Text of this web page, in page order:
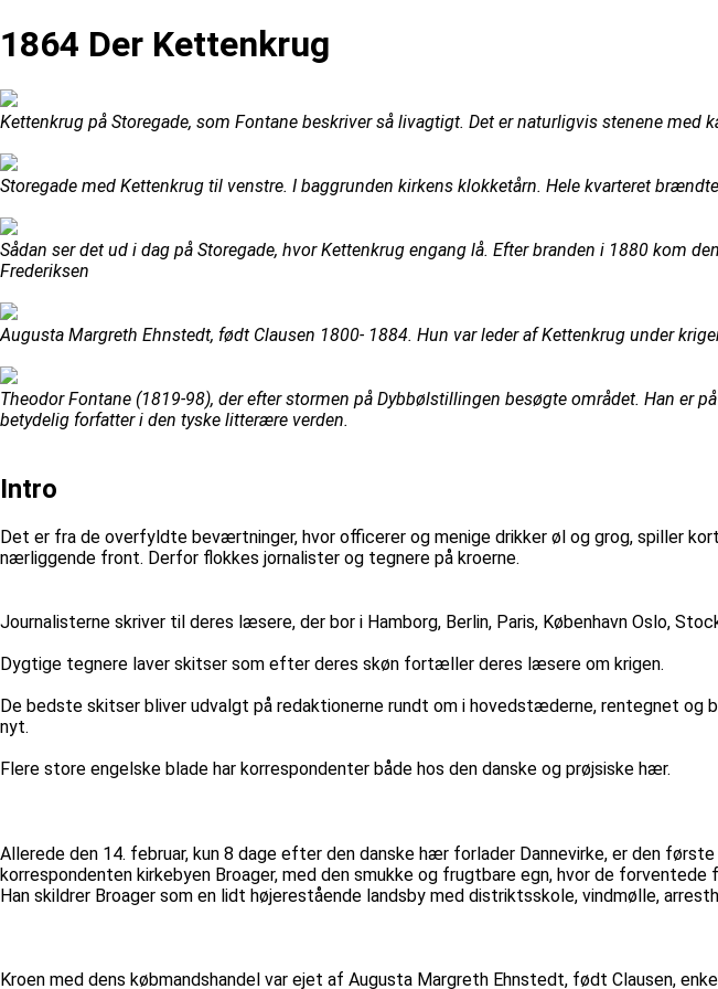
1864 Der Kettenkrug
Kettenkrug på Storegade, som Fontane beskriver så livagtigt. Det er naturligvis stenene med
Storegade med Kettenkrug til venstre. I baggrunden kirkens klokketårn. Hele kvarteret
Sådan ser det ud i dag på Storegade, hvor Kettenkrug engang lå. Efter branden i 1880 kom
Frederiksen
Augusta Margreth Ehnstedt, født Clausen 1800- 1884. Hun var leder af Kettenkrug under
Theodor Fontane (1819-98), der efter stormen på Dybbølstillingen besøgte området. Han er
betydelig forfatter i den tyske litterære verden.
Intro
Det er fra de overfyldte beværtninger, hvor officerer og menige drikker øl og grog, spiller
nærliggende front. Derfor flokkes jornalister og tegnere på kroerne.
Journalisterne skriver til deres læsere, der bor i Hamborg, Berlin, Paris, København Oslo,
Dygtige tegnere laver skitser som efter deres skøn fortæller deres læsere om krigen.
De bedste skitser bliver udvalgt på redaktionerne rundt om i hovedstæderne, rentegnet
nyt.
Flere store engelske blade har korrespondenter både hos den danske og prøjsiske hær.
Allerede den 14. februar, kun 8 dage efter den danske hær forlader Dannevirke, er den
korrespondenten kirkebyen Broager, med den smukke og frugtbare egn, hvor de
Han skildrer Broager som en lidt højerestående landsby med distriktsskole, vindmølle,
Kroen med dens købmandshandel var ejet af Augusta Margreth Ehnstedt, født Clausen,